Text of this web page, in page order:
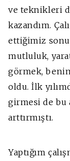
ve teknikleri
kazandım.
ettiğimiz
mutluluk,
görmek,
oldu. İlk
girmesi de bu
arttırmıştı.
Yaptığım